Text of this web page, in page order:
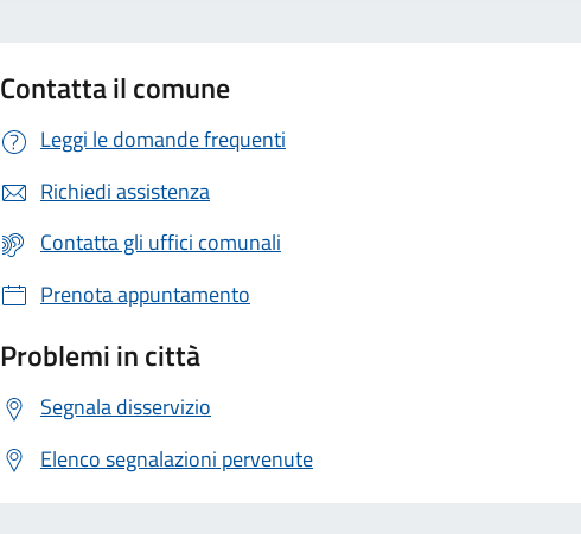
Contatta il comune
Leggi le domande frequenti
Richiedi assistenza
Contatta gli uffici comunali
Prenota appuntamento
Problemi in città
Segnala disservizio
Elenco segnalazioni pervenute